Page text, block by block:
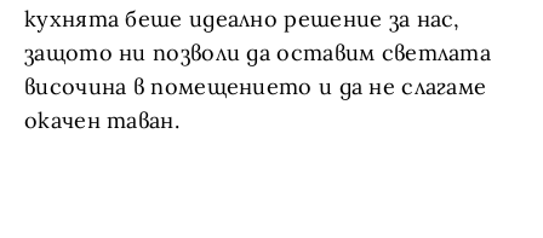
кухнята беше идеално решение за нас,
защото ни позволи да оставим светлата
височина в помещението и да не слагаме
окачен таван.